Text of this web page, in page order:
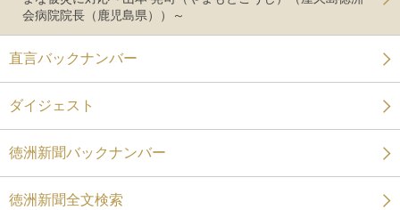
会病院院長（鹿児島県））～
直言バックナンバー
ダイジェスト
徳洲新聞バックナンバー
徳洲新聞全文検索